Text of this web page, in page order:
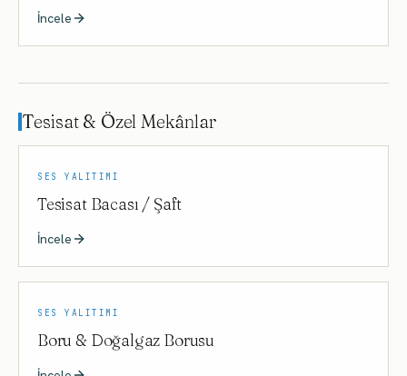
İncele
Tesisat & Özel Mekânlar
SES YALITIMI
Tesisat Bacası / Şaft
İncele
SES YALITIMI
Boru & Doğalgaz Borusu